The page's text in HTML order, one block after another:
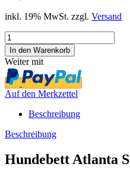
inkl. 19% MwSt. zzgl. Versand
Weiter mit
Auf den Merkzettel
Beschreibung
Beschreibung
Hundebett Atlanta